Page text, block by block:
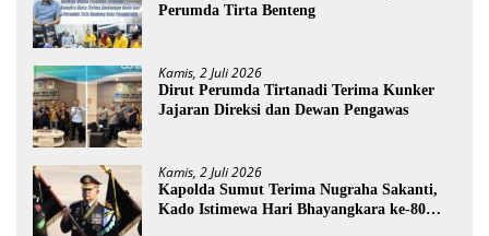
Perumda Tirta Benteng
Kamis, 2 Juli 2026
Dirut Perumda Tirtanadi Terima Kunker
Jajaran Direksi dan Dewan Pengawas
Kamis, 2 Juli 2026
Kapolda Sumut Terima Nugraha Sakanti,
Kado Istimewa Hari Bhayangkara ke-80